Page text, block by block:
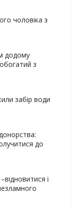
чоловіка з
додому
з
забір води
до
і